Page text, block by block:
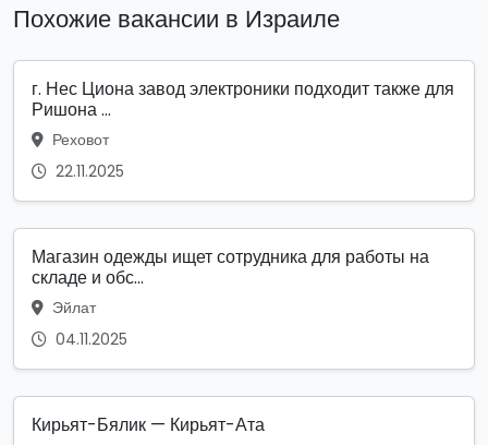
Похожие вакансии в Израиле
г. Нес Циона завод электроники подходит также для
Ришона ...
Реховот
22.11.2025
Магазин одежды ищет сотрудника для работы на
складе и обс...
Эйлат
04.11.2025
Кирьят-Бялик — Кирьят-Ата